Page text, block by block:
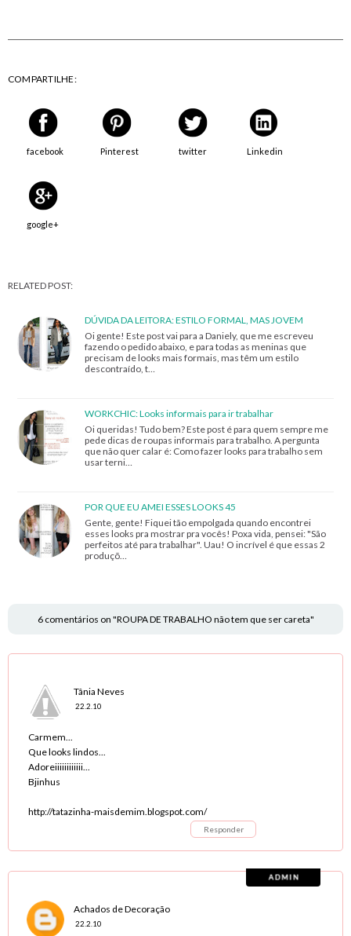
COMPARTILHE:
facebook Pinterest twitter Linkedin
google+
RELATED POST:
DÚVIDA DA LEITORA: ESTILO FORMAL, MAS JOVEM
Oi gente! Este post vai para a Daniely, que me escreveu
fazendo o pedido abaixo, e para todas as meninas que
precisam de looks mais formais, mas têm um estilo
descontraído, t…
WORKCHIC: Looks informais para ir trabalhar
Oi queridas! Tudo bem? Este post é para quem sempre me
pede dicas de roupas informais para trabalho. A pergunta
que não quer calar é: Como fazer looks para trabalho sem
usar terni…
POR QUE EU AMEI ESSES LOOKS 45
Gente, gente! Fiquei tão empolgada quando encontrei
esses looks pra mostrar pra vocês! Poxa vida, pensei: "São
perfeitos até para trabalhar". Uau! O incrível é que essas 2
produçõ…
6 comentários on "ROUPA DE TRABALHO não tem que ser careta"
Tânia Neves
22.2.10
Carmem...
Que looks lindos...
Adoreiiiiiiiiiiii...
Bjinhus
http://tatazinha-maisdemim.blogspot.com/
Responder
Achados de Decoração
22.2.10